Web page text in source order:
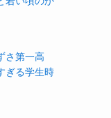
さ第一高
ぎる学生時